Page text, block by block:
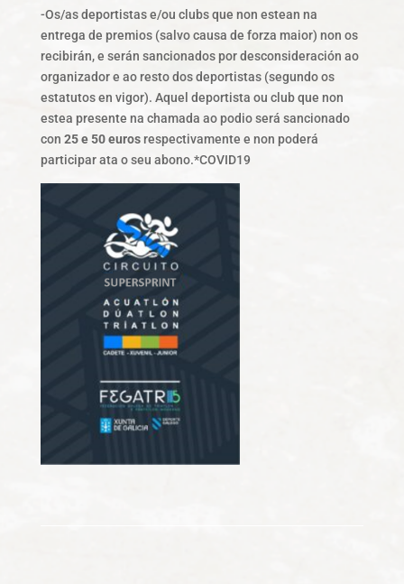
-Os/as deportistas e/ou clubs que non estean na
entrega de premios (salvo causa de forza maior) non os
recibirán, e serán sancionados por desconsideración ao
organizador e ao resto dos deportistas (segundo os
estatutos en vigor). Aquel deportista ou club que non
estea presente na chamada ao podio será sancionado
con 25 e 50 eurosrespectivamente e non poderá
participar ata o seu abono.*COVID19